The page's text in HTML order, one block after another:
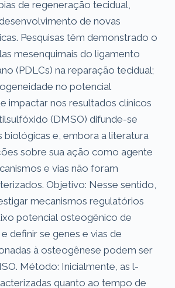
de regeneração tecidual,
de novas
Pesquisas têm demonstrado o
mesenquimais do ligamento
(PDLCs) na reparação tecidual;
no potencial
impactar nos resultados clínicos
(DMSO) difunde-se
biológicas e, embora a literatura
sobre sua ação como agente
e vias não foram
Objetivo: Nesse sentido,
mecanismos regulatórios
potencial osteogênico de
definir se genes e vias de
à osteogênese podem ser
Método: Inicialmente, as l-
quanto ao tempo de